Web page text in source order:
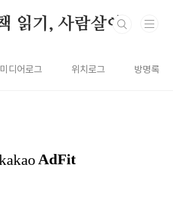
읽기, 사람살이
미디어로그 위치로그 방명록